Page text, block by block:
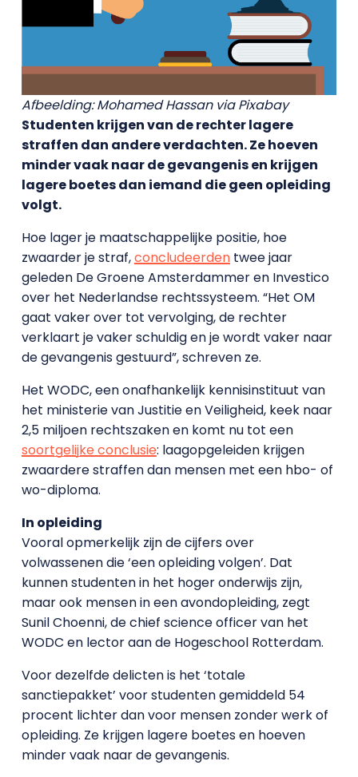
Afbeelding: Mohamed Hassan via Pixabay
Studenten krijgen van de rechter lagere
straffen dan andere verdachten. Ze hoeven
minder vaak naar de gevangenis en krijgen
lagere boetes dan iemand die geen opleiding
volgt.
Hoe lager je maatschappelijke positie, hoe
zwaarder je straf,concludeerdentwee jaar
geleden De Groene Amsterdammer en Investico
over het Nederlandse rechtssysteem. “Het OM
gaat vaker over tot vervolging, de rechter
verklaart je vaker schuldig en je wordt vaker naar
de gevangenis gestuurd”, schreven ze.
Het WODC, een onafhankelijk kennisinstituut van
het ministerie van Justitie en Veiligheid, keek naar
2,5 miljoen rechtszaken en komt nu tot een
soortgelijke conclusie: laagopgeleiden krijgen
zwaardere straffen dan mensen met een hbo- of
wo-diploma.
In opleiding
Vooral opmerkelijk zijn de cijfers over
volwassenen die ‘een opleiding volgen’. Dat
kunnen studenten in het hoger onderwijs zijn,
maar ook mensen in een avondopleiding, zegt
Sunil Choenni, de chief science officer van het
WODC en lector aan de Hogeschool Rotterdam.
Voor dezelfde delicten is het ‘totale
sanctiepakket’ voor studenten gemiddeld 54
procent lichter dan voor mensen zonder werk of
opleiding. Ze krijgen lagere boetes en hoeven
minder vaak naar de gevangenis.